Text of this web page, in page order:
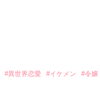
#異世界恋愛 #イケメン
#令嬢